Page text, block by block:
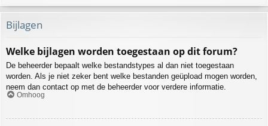
Bijlagen
Welke bijlagen worden toegestaan op dit forum?
De beheerder bepaalt welke bestandstypes al dan niet toegestaan
worden. Als je niet zeker bent welke bestanden geüpload mogen worden,
neem dan contact op met de beheerder voor verdere informatie.
Omhoog